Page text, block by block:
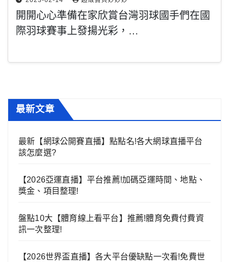
開開心心準備在家欣賞台灣羽球國手們在國
際羽球賽事上發揚光彩，…
最新文章
最新【網球公開賽直播】點點名!各大網球直播平台
該怎麼選?
【2026亞運直播】平台推薦!加碼亞運時間、地點、
獎金、項目整理!
盤點10大【體育線上看平台】推薦!體育免費付費資
訊一次整理!
【2026世界盃直播】各大平台優缺點一次看!免費世